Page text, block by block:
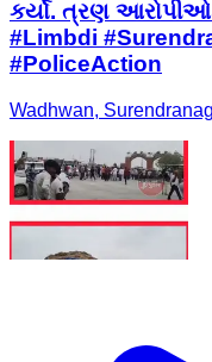
કર્યો. ત્રણ
#Limbdi
#PoliceAction
Wadhwan,